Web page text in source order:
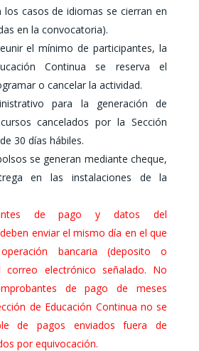
los casos de idiomas se cierran en
en la convocatoria).
el mínimo de participantes, la
Continua se reserva el
o cancelar la actividad.
para la generación de
cancelados por la Sección
30 días hábiles.
se generan mediantecheque,
en las instalaciones de la
de pago y datos del
enviar el mismo día en el que
bancaria (deposito o
correo electrónico señalado. No
de pago de meses
de Educación Continua no se
de pagos enviados fuera de
por equivocación.